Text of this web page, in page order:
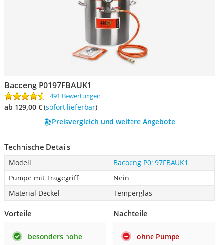
Bacoeng P0197FBAUK1
491 Bewertungen
ab 129,00 € ( Sofort lieferbar)
Preisvergleich und weitere Angebote
Technische Details
Modell
Bacoeng P0197FBAUK1
Pumpe mit Tragegriff
Nein
Material Deckel
Temperglas
Vorteile
besonders hohe
Nachteile
ohne Pumpe